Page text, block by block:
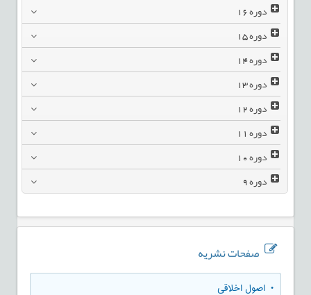
دوره16
دوره15
دوره14
دوره13
دوره12
دوره11
دوره10
دوره9
صفحات نشریه
• اصول اخلاقی